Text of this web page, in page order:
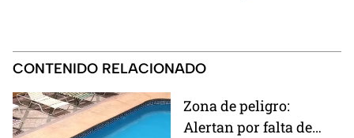
CONTENIDO RELACIONADO
Zona de peligro:
Alertan por falta de